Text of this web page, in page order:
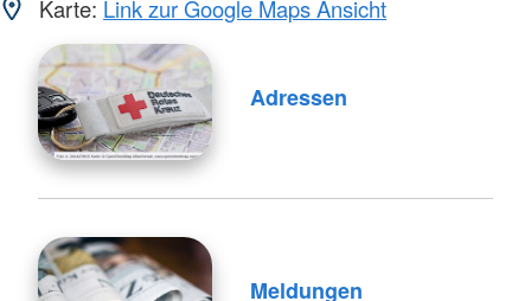
Karte: Link zur Google Maps Ansicht
Adressen
Meldungen